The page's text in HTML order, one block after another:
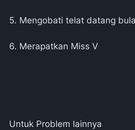
5. Mengobati telat datang
6. Merapatkan Miss V
Untuk Problem lainnya